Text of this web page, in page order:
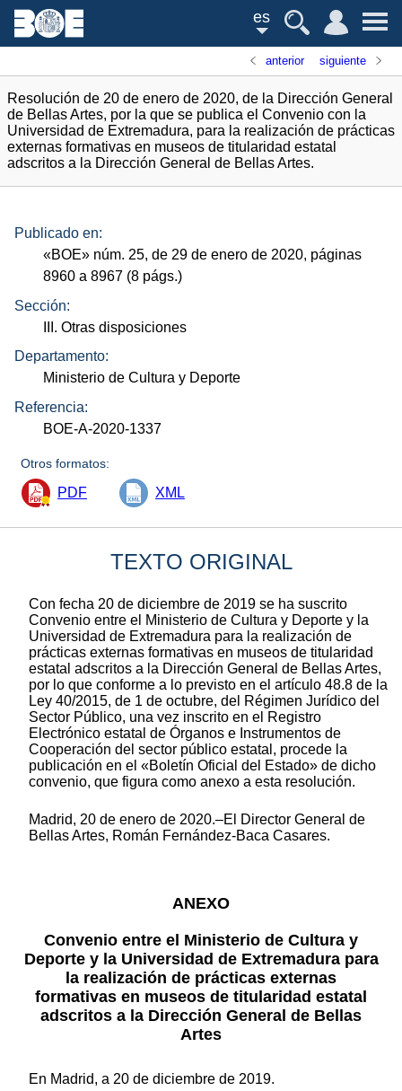
es
anterior siguiente
Resolución de 20 de enero de 2020, de la Dirección General
de Bellas Artes, por la que se publica el Convenio con la
Universidad de Extremadura, para la realización de prácticas
externas formativas en museos de titularidad estatal
adscritos a la Dirección General de Bellas Artes.
Publicado en:
«BOE» núm. 25, de 29 de enero de 2020, páginas
8960 a 8967 (8 págs.)
Sección:
III. Otras disposiciones
Departamento:
Ministerio de Cultura y Deporte
Referencia:
BOE-A-2020-1337
Otros formatos:
PDF XML
TEXTO ORIGINAL
Con fecha 20 de diciembre de 2019 se ha suscrito
Convenio entre el Ministerio de Cultura y Deporte y la
Universidad de Extremadura para la realización de
prácticas externas formativas en museos de titularidad
estatal adscritos a la Dirección General de Bellas Artes,
por lo que conforme a lo previsto en el artículo 48.8 de la
Ley 40/2015, de 1 de octubre, del Régimen Jurídico del
Sector Público, una vez inscrito en el Registro
Electrónico estatal de Órganos e Instrumentos de
Cooperación del sector público estatal, procede la
publicación en el «Boletín Oficial del Estado» de dicho
convenio, que figura como anexo a esta resolución.
Madrid, 20 de enero de 2020.–El Director General de
Bellas Artes, Román Fernández-Baca Casares.
ANEXO
Convenio entre el Ministerio de Cultura y
Deporte y la Universidad de Extremadura para
la realización de prácticas externas
formativas en museos de titularidad estatal
adscritos a la Dirección General de Bellas
Artes
En Madrid, a 20 de diciembre de 2019.